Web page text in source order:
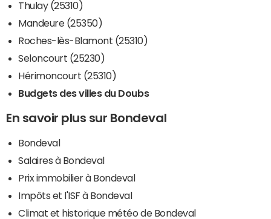
Thulay (25310)
Mandeure (25350)
Roches-lès-Blamont (25310)
Seloncourt (25230)
Hérimoncourt (25310)
Budgets des villes du Doubs
En savoir plus sur Bondeval
Bondeval
Salaires à Bondeval
Prix immobilier à Bondeval
Impôts et l'ISF à Bondeval
Climat et historique météo de Bondeval